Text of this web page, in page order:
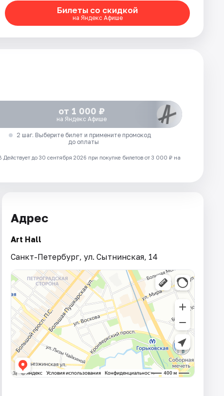
Билеты со скидкой
на Яндекс Афише
от 1 000 ₽
на Яндекс Афише
2 шаг. Выберите билет и примените промокод
до оплаты
Действует до 30 сентября 2026 при покупке билетов от 3 000 ₽ на
Адрес
Art Hall
Санкт-Петербург, ул. Сытнинская, 14